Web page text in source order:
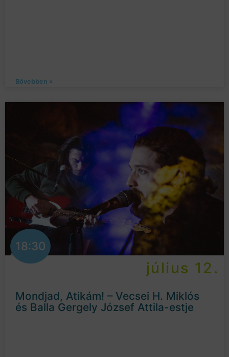
Bővebben »
18:30
július 12.
Mondjad, Atikám! – Vecsei H. Miklós
és Balla Gergely József Attila-estje